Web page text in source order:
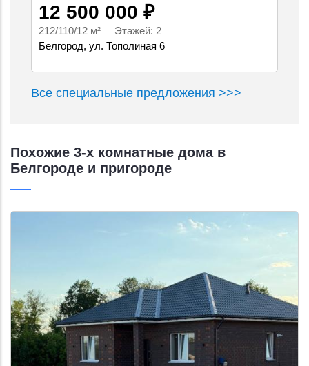
12 500 000 ₽
212/110/12 м² Этажей: 2
Белгород, ул. Тополиная 6
Все специальные предложения >>>
Похожие 3-х комнатные дома в
Белгороде и пригороде